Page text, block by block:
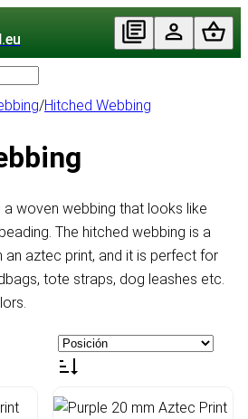
.eu
/Hitched Webbing
a woven webbing that looks like
The hitched webbing is a
an aztec print, and it is perfect for
tote straps, dog leashes etc.